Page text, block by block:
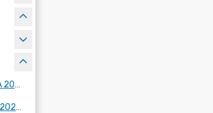
SESJA XXI Z 30 GRUDNIA 2025 R.
SESJA XX Z 17 GRUDNIA 2025 R.